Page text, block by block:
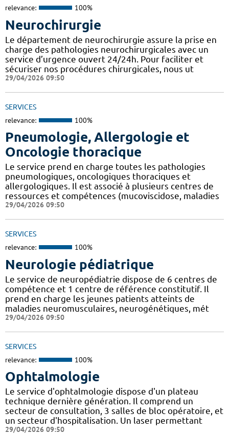
relevance: 100%
Neurochirurgie
Le département de neurochirurgie assure la prise en
charge des pathologies neurochirurgicales avec un
service d’urgence ouvert 24/24h. Pour faciliter et
sécuriser nos procédures chirurgicales, nous ut
29/04/2026 09:50
SERVICES
relevance: 100%
Pneumologie, Allergologie et
Oncologie thoracique
Le service prend en charge toutes les pathologies
pneumologiques, oncologiques thoraciques et
allergologiques. Il est associé à plusieurs centres de
ressources et compétences (mucoviscidose, maladies
29/04/2026 09:50
SERVICES
relevance: 100%
Neurologie pédiatrique
Le service de neuropédiatrie dispose de 6 centres de
compétence et 1 centre de référence constitutif. Il
prend en charge les jeunes patients atteints de
maladies neuromusculaires, neurogénétiques, mét
29/04/2026 09:50
SERVICES
relevance: 100%
Ophtalmologie
Le service d'ophtalmologie dispose d'un plateau
technique dernière génération. Il comprend un
secteur de consultation, 3 salles de bloc opératoire, et
un secteur d'hospitalisation. Un laser permettant
29/04/2026 09:50